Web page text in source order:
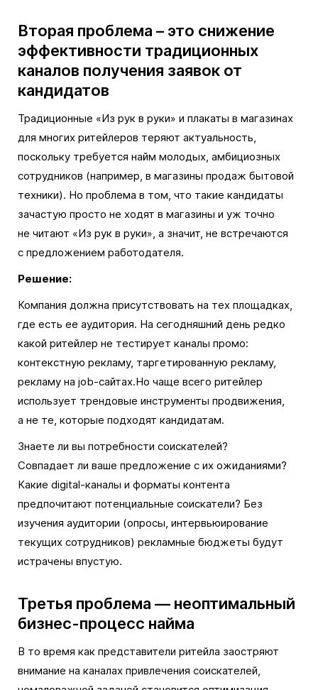
Вторая проблема – это снижение
эффективности традиционных
каналов получения заявок от
кандидатов
Традиционные «Из рук в руки» и плакаты в магазинах
для многих ритейлеров теряют актуальность,
поскольку требуется найм молодых, амбициозных
сотрудников (например, в магазины продаж бытовой
техники). Но проблема в том, что такие кандидаты
зачастую просто не ходят в магазины и уж точно
не читают «Из рук в руки», а значит, не встречаются
с предложением работодателя.
Решение:
Компания должна присутствовать на тех площадках,
где есть ее аудитория. На сегодняшний день редко
какой ритейлер не тестирует каналы промо:
контекстную рекламу, таргетированную рекламу,
рекламу на job-сайтах.Но чаще всего ритейлер
использует трендовые инструменты продвижения,
а не те, которые подходят кандидатам.
Знаете ли вы потребности соискателей?
Совпадает ли ваше предложение с их ожиданиями?
Какие digital-каналы и форматы контента
предпочитают потенциальные соискатели? Без
изучения аудитории (опросы, интервьюирование
текущих сотрудников) рекламные бюджеты будут
истрачены впустую.
Третья проблема — неоптимальный
бизнес-процесс найма
В то время как представители ритейла заостряют
внимание на каналах привлечения соискателей,